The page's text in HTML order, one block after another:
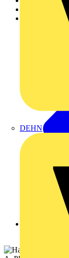
DEHN
Zurück zu